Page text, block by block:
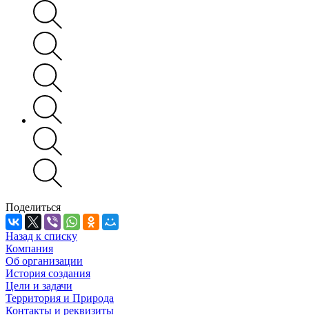
Поделиться
Назад к списку
Компания
Об организации
История создания
Цели и задачи
Территория и Природа
Контакты и реквизиты